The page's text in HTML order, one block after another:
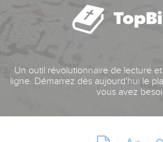
Un outil révolutionnaire de lecture
ligne. Démarrez dès aujourd'hui le
vous avez